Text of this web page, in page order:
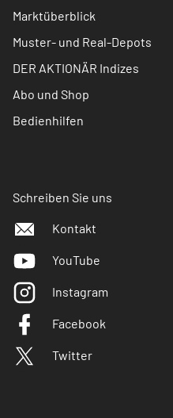
Marktüberblick
Muster- und Real-Depots
DER AKTIONÄR Indizes
Abo und Shop
Bedienhilfen
Schreiben Sie uns
Kontakt
YouTube
Instagram
Facebook
Twitter